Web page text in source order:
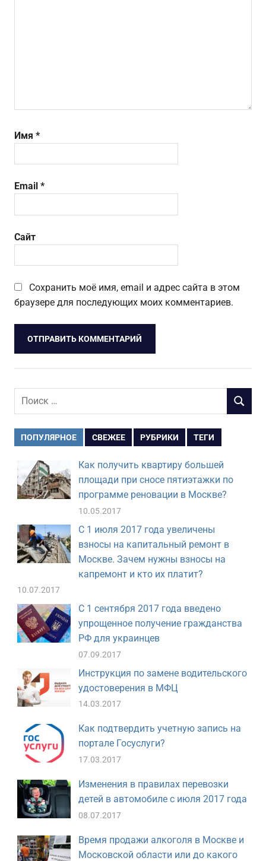
Имя *
Email *
Сайт
Сохранить моё имя, email и адрес сайта в этом
браузере для последующих моих комментариев.
Поиск
ПОИСК
ПОПУЛЯРНОЕ СВЕЖЕЕ РУБРИКИ ТЕГИ
Как получить квартиру большей
площади при сносе пятиэтажки по
программе реновации в Москве?
10.05.2017
С 1 июля 2017 года увеличены
взносы на капитальный ремонт в
Москве. Зачем нужны взносы на
капремонт и кто их платит?
10.07.2017
С 1 сентября 2017 года введено
упрощенное получение гражданства
РФ для украинцев
07.09.2017
Инструкция по замене водительского
удостоверения в МФЦ
14.03.2017
Как подтвердить учетную запись на
портале Госуслуги?
17.03.2017
Изменения в правилах перевозки
детей в автомобиле с июля 2017 года
08.07.2017
Время продажи алкоголя в Москве и
Московской области или до какого